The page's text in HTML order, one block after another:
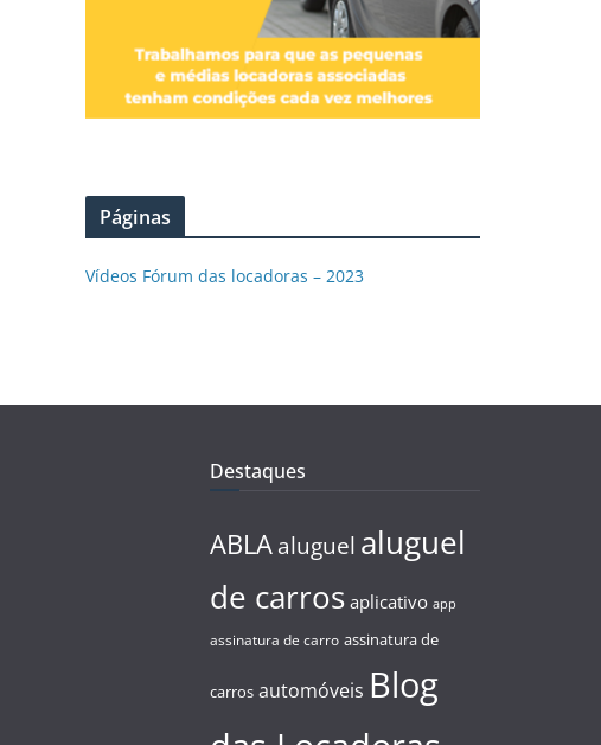
Páginas
Vídeos Fórum das locadoras – 2023
Destaques
ABLA aluguel aluguel
de carros aplicativo app
assinatura de carro assinatura de
carros automóveis Blog